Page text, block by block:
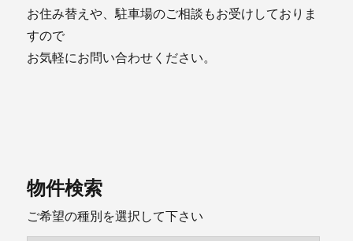
お住み替えや、駐車場のご相談もお受けしておりま
すので
お気軽にお問い合わせください。
物件検索
ご希望の種別を選択して下さい